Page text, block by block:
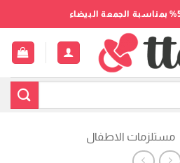
مستلزمات الاطفال